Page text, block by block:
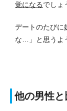
覚になるでしょ
デートのたびに
な…」と思うよ
他の男性